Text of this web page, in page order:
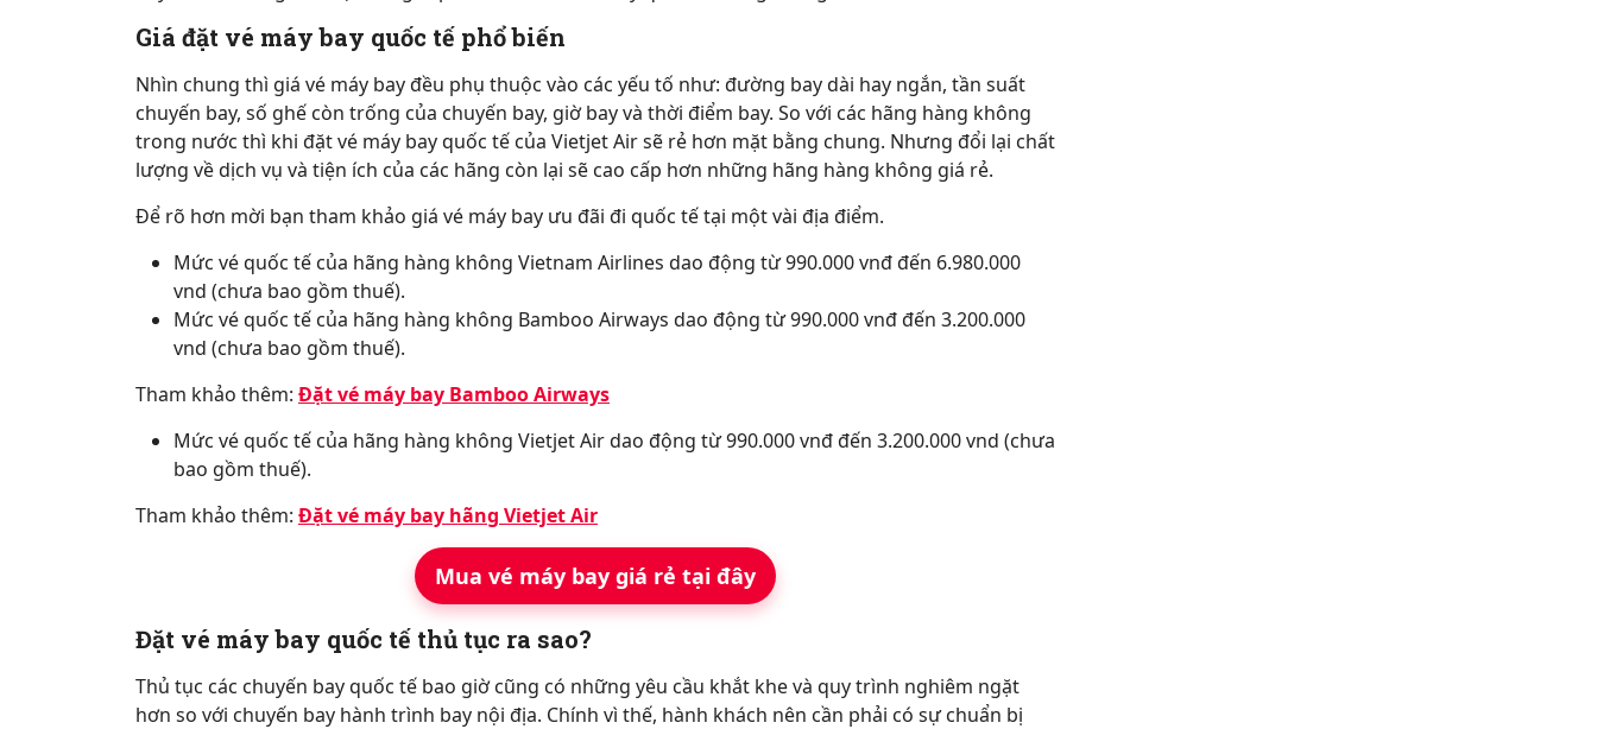
Giá đặt vé máy bay quốc tế phổ biến
Nhìn chung thì giá vé máy bay đều phụ thuộc vào các yếu tố như: đường bay dài hay ngắn, tần suất
chuyến bay, số ghế còn trống của chuyến bay, giờ bay và thời điểm bay. So với các hãng hàng không
trong nước thì khi đặt vé máy bay quốc tế của Vietjet Air sẽ rẻ hơn mặt bằng chung. Nhưng đổi lại chất
lượng về dịch vụ và tiện ích của các hãng còn lại sẽ cao cấp hơn những hãng hàng không giá rẻ.
Để rõ hơn mời bạn tham khảo giá vé máy bay ưu đãi đi quốc tế tại một vài địa điểm.
Mức vé quốc tế của hãng hàng không Vietnam Airlines dao động từ 990.000 vnđ đến 6.980.000
vnd (chưa bao gồm thuế).
Mức vé quốc tế của hãng hàng không Bamboo Airways dao động từ 990.000 vnđ đến 3.200.000
vnd (chưa bao gồm thuế).
Tham khảo thêm: Đặt vé máy bay Bamboo Airways
Mức vé quốc tế của hãng hàng không Vietjet Air dao động từ 990.000 vnđ đến 3.200.000 vnd (chưa
bao gồm thuế).
Tham khảo thêm: Đặt vé máy bay hãng Vietjet Air
Mua vé máy bay giá rẻ tại đây
Đặt vé máy bay quốc tế thủ tục ra sao?
Thủ tục các chuyến bay quốc tế bao giờ cũng có những yêu cầu khắt khe và quy trình nghiêm ngặt
hơn so với chuyến bay hành trình bay nội địa. Chính vì thế, hành khách nên cần phải có sự chuẩn bị